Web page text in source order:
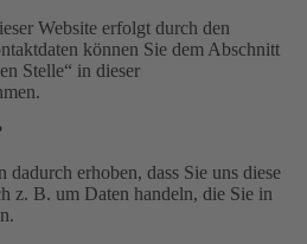
Website erfolgt durch den
können Sie dem Abschnitt
Stelle“ in dieser
erhoben, dass Sie uns diese
z. B. um Daten handeln, die Sie in